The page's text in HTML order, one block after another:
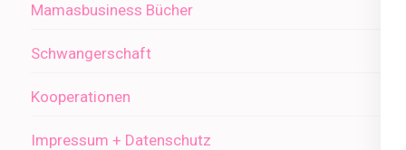
Mamasbusiness Bücher
Schwangerschaft
Kooperationen
Impressum + Datenschutz